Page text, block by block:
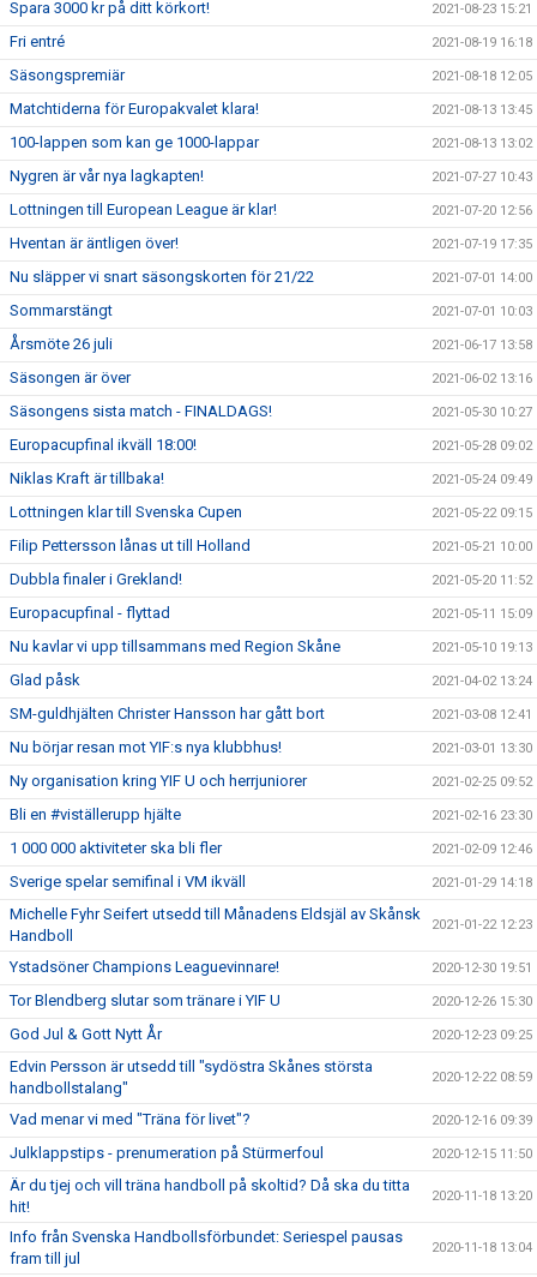
Spara 3000 kr på ditt körkort! 2021-08-23 15:21
Fri entré 2021-08-19 16:18
Säsongspremiär 2021-08-18 12:05
Matchtiderna för Europakvalet klara! 2021-08-13 13:45
100-lappen som kan ge 1000-lappar 2021-08-13 13:02
Nygren är vår nya lagkapten! 2021-07-27 10:43
Lottningen till European League är klar! 2021-07-20 12:56
Hventan är äntligen över! 2021-07-19 17:35
Nu släpper vi snart säsongskorten för 21/22 2021-07-01 14:00
Sommarstängt 2021-07-01 10:03
Årsmöte 26 juli 2021-06-17 13:58
Säsongen är över 2021-06-02 13:16
Säsongens sista match - FINALDAGS! 2021-05-30 10:27
Europacupfinal ikväll 18:00! 2021-05-28 09:02
Niklas Kraft är tillbaka! 2021-05-24 09:49
Lottningen klar till Svenska Cupen 2021-05-22 09:15
Filip Pettersson lånas ut till Holland 2021-05-21 10:00
Dubbla finaler i Grekland! 2021-05-20 11:52
Europacupfinal - flyttad 2021-05-11 15:09
Nu kavlar vi upp tillsammans med Region Skåne 2021-05-10 19:13
Glad påsk 2021-04-02 13:24
SM-guldhjälten Christer Hansson har gått bort 2021-03-08 12:41
Nu börjar resan mot YIF:s nya klubbhus! 2021-03-01 13:30
Ny organisation kring YIF U och herrjuniorer 2021-02-25 09:52
Bli en #viställerupp hjälte 2021-02-16 23:30
1 000 000 aktiviteter ska bli fler 2021-02-09 12:46
Sverige spelar semifinal i VM ikväll 2021-01-29 14:18
Michelle Fyhr Seifert utsedd till Månadens Eldsjäl av Skånsk
Handboll
2021-01-22 12:23
Ystadsöner Champions Leaguevinnare! 2020-12-30 19:51
Tor Blendberg slutar som tränare i YIF U 2020-12-26 15:30
God Jul & Gott Nytt År 2020-12-23 09:25
Edvin Persson är utsedd till "sydöstra Skånes största
handbollstalang"
2020-12-22 08:59
Vad menar vi med "Träna för livet"? 2020-12-16 09:39
Julklappstips - prenumeration på Stürmerfoul 2020-12-15 11:50
Är du tjej och vill träna handboll på skoltid? Då ska du titta
hit!
2020-11-18 13:20
Info från Svenska Handbollsförbundet: Seriespel pausas
fram till jul
2020-11-18 13:04